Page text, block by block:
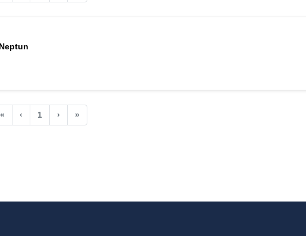
« ‹ 1 › »